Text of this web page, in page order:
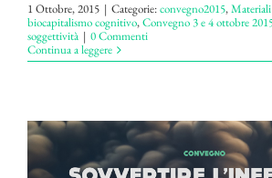
1 Ottobre, 2015 | Categorie:convegno2015,
biocapitalismo cognitivo,Convegno 3 e 4 ottobre
soggettività | 0 Commenti
Continua a leggere